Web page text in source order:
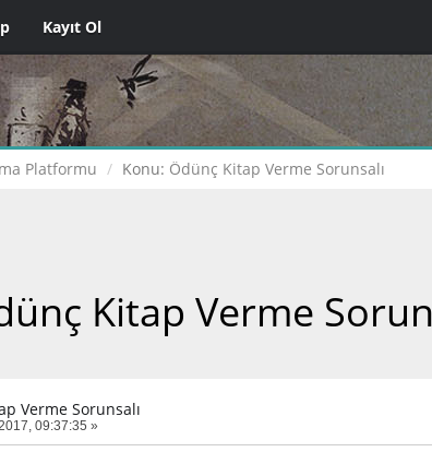
Kayıt Ol
Platformu Konu: Ödünç Kitap Verme Sorunsalı
Kitap Verme
Verme Sorunsalı
09:37:35 »